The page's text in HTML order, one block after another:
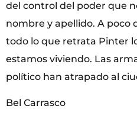
del control del poder que
nombre y apellido. A poco
todo lo que retrata Pinter
estamos viviendo. Las
político han atrapado al
Bel Carrasco